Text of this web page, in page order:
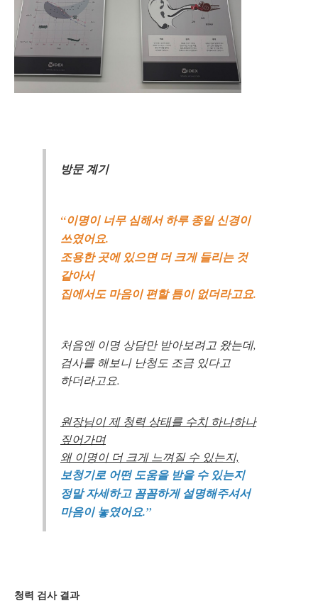
방문 계기
“이명이 너무 심해서 하루 종일 신경이
쓰였어요.
조용한 곳에 있으면 더 크게 들리는 것
같아서
집에서도 마음이 편할 틈이 없더라고요.
처음엔 이명 상담만 받아보려고 왔는데,
검사를 해보니 난청도 조금 있다고
하더라고요.
원장님이 제 청력 상태를 수치 하나하나
짚어가며
왜 이명이 더 크게 느껴질 수 있는지,
보청기로 어떤 도움을 받을 수 있는지
정말 자세하고 꼼꼼하게 설명해주셔서
마음이 놓였어요.”
청력 검사 결과